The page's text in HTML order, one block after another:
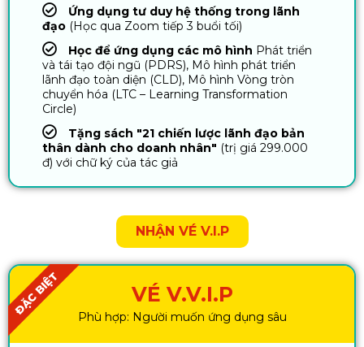
Ứng dụng tư duy hệ thống trong lãnh
đạo (Học qua Zoom tiếp 3 buổi tối)
Học để ứng dụng các mô hình Phát triển
và tái tạo đội ngũ (PDRS), Mô hình phát triển
lãnh đạo toàn diện (CLD), Mô hình Vòng tròn
chuyển hóa (LTC – Learning Transformation
Circle)
Tặng sách "21 chiến lược lãnh đạo bản
thân dành cho doanh nhân" (trị giá 299.000
đ) với chữ ký của tác giả
NHẬN VÉ V.I.P
VÉ V.V.I.P
Phù hợp: Người muốn ứng dụng sâu
ĐẶC BIỆT